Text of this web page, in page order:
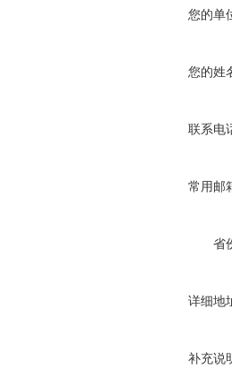
您的单
您的姓
联系电
常用邮
省
详细地
补充说